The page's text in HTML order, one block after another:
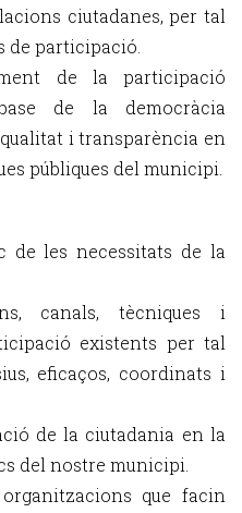
ciutadanes, per tal
de participació.
de la participació
de la democràcia
i transparència en
públiques del municipi.
de les necessitats de la
canals, tècniques i
existents per tal
eficaços, coordinats i
de la ciutadania en la
del nostre municipi.
que facin